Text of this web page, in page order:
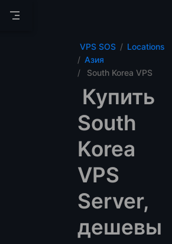
VPS SOS
Locations
Азия
South Korea VPS
Купить
South
Korea
VPS
Server,
дешевы